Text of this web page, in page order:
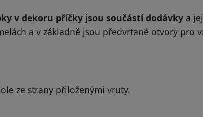
v dekoru příčky jsou součástí dodávky a
a v základně jsou předvrtané otvory pro
ze strany přiloženými vruty.